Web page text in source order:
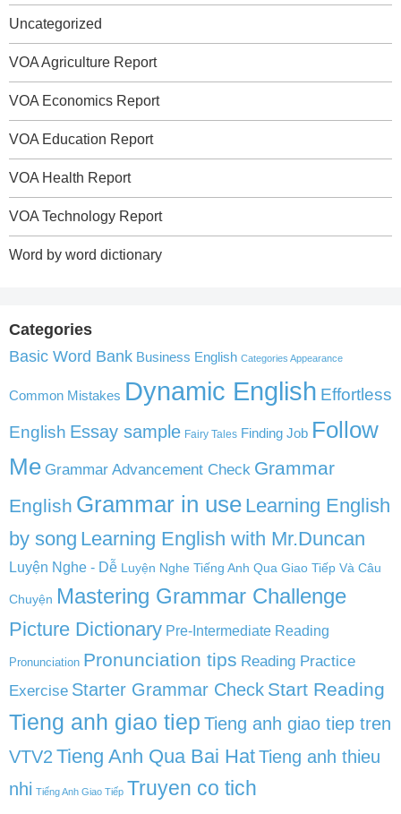
Uncategorized
VOA Agriculture Report
VOA Economics Report
VOA Education Report
VOA Health Report
VOA Technology Report
Word by word dictionary
Categories
Basic Word Bank Business English Categories Appearance
Common Mistakes Dynamic English Effortless
English Essay sample Fairy Tales Finding Job Follow
Me Grammar Advancement Check Grammar
English Grammar in use Learning English
by song Learning English with Mr.Duncan
Luyện Nghe - Dễ Luyện Nghe Tiếng Anh Qua Giao Tiếp Và Câu
Chuyện Mastering Grammar Challenge
Picture Dictionary Pre-Intermediate Reading
Pronunciation Pronunciation tips Reading Practice
Exercise Starter Grammar Check Start Reading
Tieng anh giao tiep Tieng anh giao tiep tren
VTV2 Tieng Anh Qua Bai HatTieng anh thieu
nhi Tiếng Anh Giao Tiếp Truyen co tich